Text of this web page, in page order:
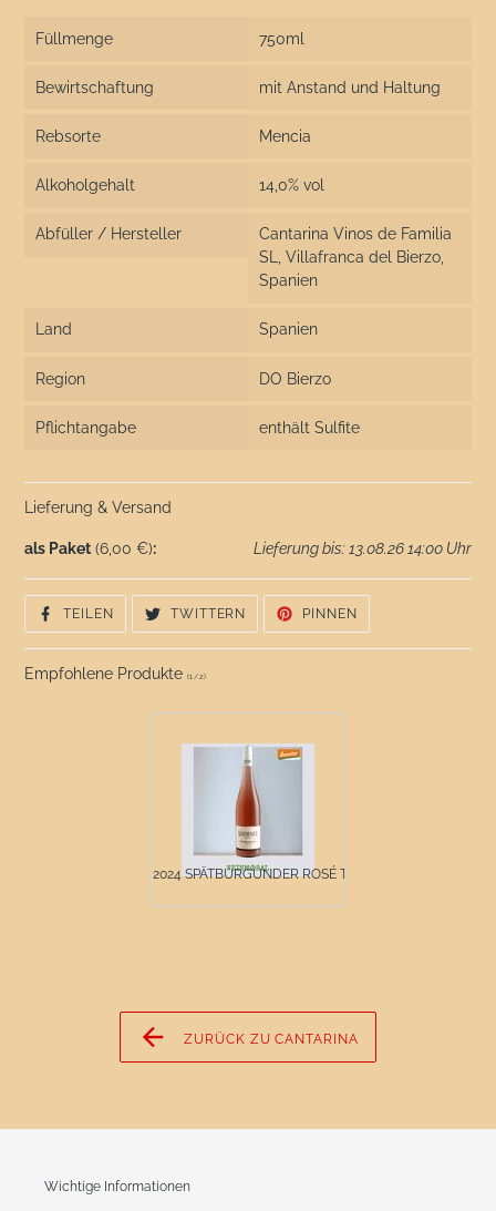
Füllmenge 750ml
Bewirtschaftung mit Anstand und Haltung
Rebsorte Mencia
Alkoholgehalt 14,0% vol
Abfüller / Hersteller
Cantarina Vinos de Familia
SL, Villafranca del Bierzo,
Spanien
Land Spanien
Region DO Bierzo
Pflichtangabe enthält Sulfite
Lieferung & Versand
als Paket (6,00 €): Lieferung bis: 13.08.26 14:00 Uhr
TEILENAUF
FACEBOOK
TEILEN
TWITTERN
TWITTER
TWITTERN
PINNEN
PINNEN
Empfohlene Produkte (1 /2)
2024 SPÄTBURGUNDER ROSÉ T...
ZURÜCK ZU CANTARINA
Wichtige Informationen